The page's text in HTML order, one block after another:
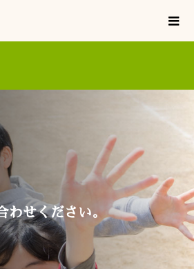
わせください。